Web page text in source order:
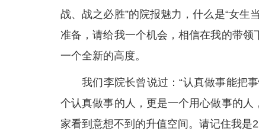
战、战之必胜”的院报魅力，什么是“女生
准备，请给我一个机会，相信在我的带
一个全新的高度。
我们李院长曾说过：“认真做事能把
个认真做事的人，更是一个用心做事的
家看到意想不到的升值空间。请记住我是